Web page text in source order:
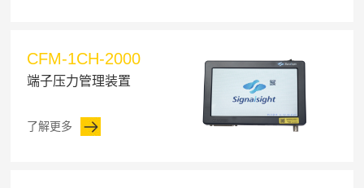
CFM-1CH-2000
端子压力管理装置
了解更多